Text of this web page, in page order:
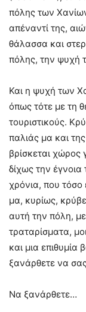
πόλης των
απέναντί της,
θάλασσα και
πόλης, την ψυχή
Και η ψυχή των
όπως τότε με τη
τουριστικούς.
παλιάς μα και
βρίσκεται χώρος
δίχως την
χρόνια, που
μα, κυρίως,
αυτή την πόλη,
τραταρίσματα,
και μια
ξανάρθετε να
Να ξανάρθετε…